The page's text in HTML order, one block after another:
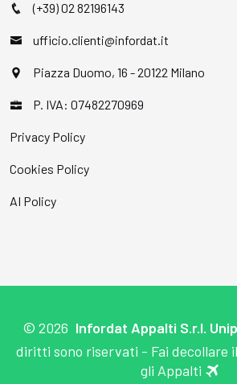
(+39) 02 82196143
ufficio.clienti@infordat.it
Piazza Duomo, 16 - 20122 Milano
P. IVA: 07482270969
Privacy Policy
Cookies Policy
AI Policy
© 2026 Infordat Appalti S.r.l.
diritti sono riservati - Fai decollare
gli Appalti